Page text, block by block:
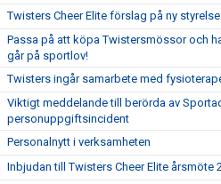
Twisters Cheer Elite förslag på ny
Passa på att köpa Twistersmössor och
går på sportlov!
Twisters ingår samarbete med
Viktigt meddelande till berörda av
personuppgiftsincident
Personalnytt i verksamheten
Inbjudan till Twisters Cheer Elite årsmöte